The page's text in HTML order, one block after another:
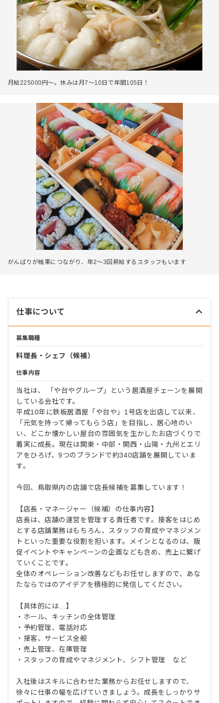
月給225000円～。休みは月7～10日で年間105日！
がんばりが結果につながり、年2～3回昇給するスタッフもいます
仕事について
募集職種
料理長・シェフ（候補）
仕事内容
当社は、 「や台やグループ」という居酒屋チェーンを展開
している会社です。
平成10年に鉄板居酒屋「や台や」1号店を出店して以来、
「元気を持って帰ってもらう店」を目指し、居心地のい
い、どこか懐かしい屋台の雰囲気を生かしたお店づくりで
着実に成長。現在は関東・中部・関西・山陽・九州とエリ
アをひろげ、9つのブランドで約340店舗を展開していま
す。
今回、鳥取県内の店舗で店長候補を募集しています！
【店長・マネージャー（候補）の仕事内容】
店長は、店舗の運営を管理する責任者です。接客をはじめ
とする店舗業務はもちろん、スタッフの育成やマネジメン
トといった重要な役割を担います。メインとなるのは、販
促イベントやキャンペーンの企画なども含め、売上に繋げ
ていくことです。
全体のオペレーション改善などもお任せしますので、あな
たならではのアイデアを積極的に発信してください。
【具体的には…】
・ホール、キッチンの全体管理
・予約管理、電話対応
・接客、サービス全般
・売上管理、在庫管理
・スタッフの育成やマネジメント、シフト管理 など
入社後はスキルに合わせた業務からお任せしますので、
徐々に仕事の幅を広げていきましょう。成長をしっかりサ